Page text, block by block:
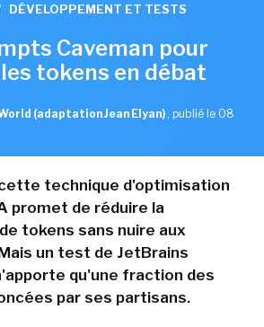
DÉVELOPPEMENT ET TESTS
Caveman pour
tokens en débat
(adaptation Jean Elyan) , publié le 08
technique d'optimisation
promet de réduire la
tokens sans nuire aux
un test de JetBrains
qu'une fraction des
par ses partisans.